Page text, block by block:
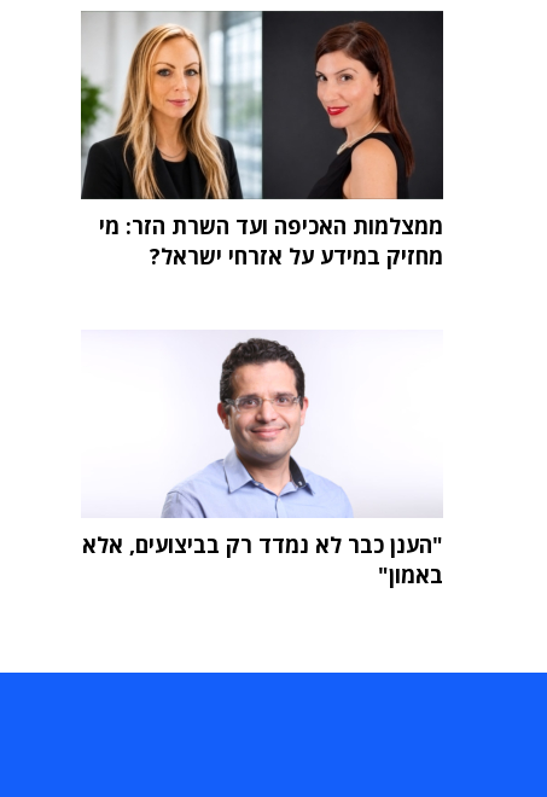
ממצלמות האכיפה ועד השרת הזר: מי
מחזיק במידע על אזרחי ישראל?
"הענן כבר לא נמדד רק בביצועים, אלא
באמון"